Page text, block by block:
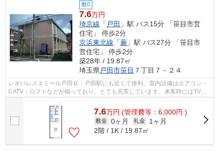
敷0
7.6万円
埼京線 「 戸田 」駅 バス15分 「笹目市営
住宅」 停歩2分
京浜東北線 「蕨 」駅 バス27分 「笹目市
営住宅」 停歩2分
築28年 / 19.87㎡
埼玉県 戸田市笹目 ７丁目７－２４
レオパレスエミール戸田Ｂ：戸田駅にも近くて便利。室内設備はエアコン・
CATV・ロフトなどが揃っており、とても充実しています。来客時にはTVイ
7.6万円 (管理費等：6,000円 )
敷金 0ヶ月 礼金
1ヶ月
2階 / 1K / 19.87㎡